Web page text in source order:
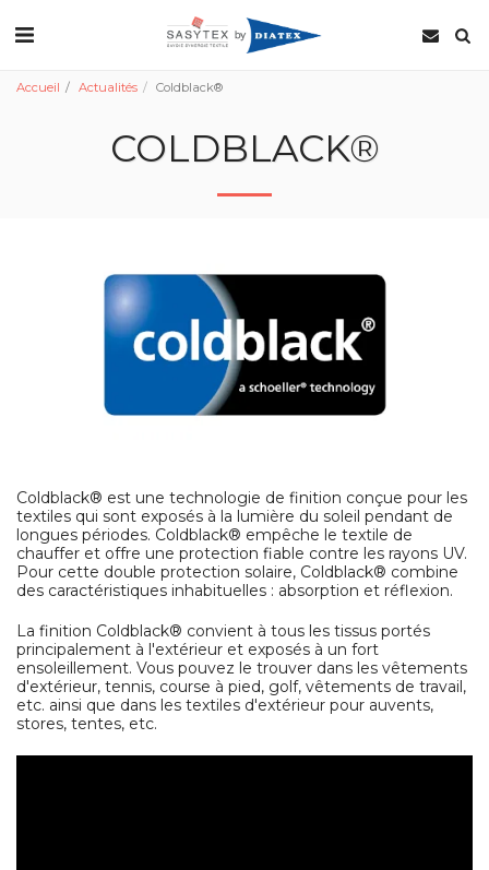
Accueil Actualités Coldblack®
COLDBLACK®
Coldblack® est une technologie de finition conçue pour les
textiles qui sont exposés à la lumière du soleil pendant de
longues périodes. Coldblack® empêche le textile de
chauffer et offre une protection fiable contre les rayons UV.
Pour cette double protection solaire, Coldblack® combine
des caractéristiques inhabituelles : absorption et réflexion.
La finition Coldblack® convient à tous les tissus portés
principalement à l'extérieur et exposés à un fort
ensoleillement. Vous pouvez le trouver dans les vêtements
d'extérieur, tennis, course à pied, golf, vêtements de travail,
etc. ainsi que dans les textiles d'extérieur pour auvents,
stores, tentes, etc.